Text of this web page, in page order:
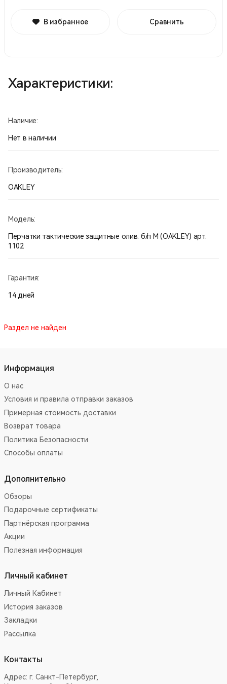
В избранное Сравнить
Характеристики:
Наличие:
Нет в наличии
Производитель:
OAKLEY
Модель:
Перчатки тактические защитные олив. б/п М (OAKLEY) арт.
1102
Гарантия:
14 дней
Раздел не найден
Информация
О нас
Условия и правила отправки заказов
Примерная стоимость доставки
Возврат товара
Политика Безопасности
Способы оплаты
Дополнительно
Обзоры
Подарочные сертификаты
Партнёрская программа
Акции
Полезная информация
Личный кабинет
Личный Кабинет
История заказов
Закладки
Рассылка
Контакты
Адрес: г. Санкт-Петербург,